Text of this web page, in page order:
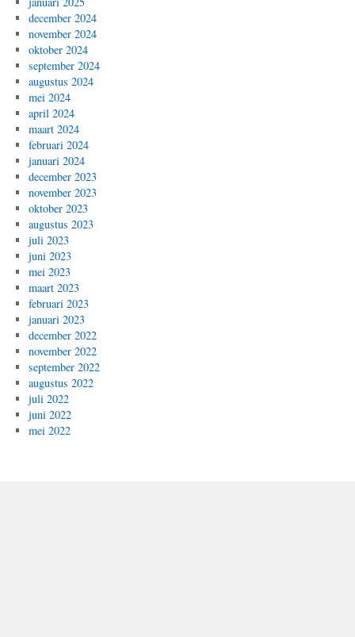
december 2024
november 2024
oktober 2024
september 2024
augustus 2024
mei 2024
april 2024
maart 2024
februari 2024
januari 2024
december 2023
november 2023
oktober 2023
augustus 2023
juli 2023
juni 2023
mei 2023
maart 2023
februari 2023
januari 2023
december 2022
november 2022
september 2022
augustus 2022
juli 2022
juni 2022
mei 2022